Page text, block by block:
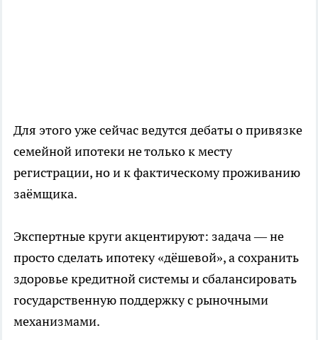
Для этого уже сейчас ведутся дебаты о привязке
семейной ипотеки не только к месту
регистрации, но и к фактическому проживанию
заёмщика.
Экспертные круги акцентируют: задача — не
просто сделать ипотеку «дёшевой», а сохранить
здоровье кредитной системы и сбалансировать
государственную поддержку с рыночными
механизмами.